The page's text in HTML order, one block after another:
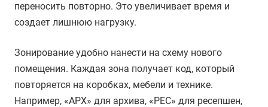
переносить повторно. Это увеличивает время и
создает лишнюю нагрузку.
Зонирование удобно нанести на схему нового
помещения. Каждая зона получает код, который
повторяется на коробках, мебели и технике.
Например, «АРХ» для архива, «РЕС» для ресепшен,